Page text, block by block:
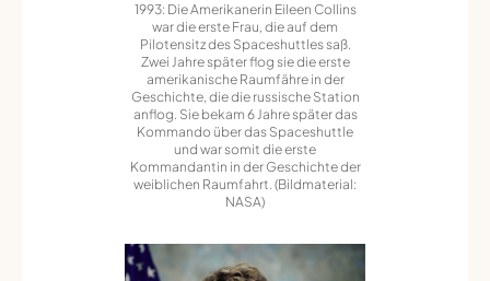
1993: Die Amerikanerin Eileen Collins
war die erste Frau, die auf dem
Pilotensitz des Spaceshuttles saß.
Zwei Jahre später flog sie die erste
amerikanische Raumfähre in der
Geschichte, die die russische Station
anflog. Sie bekam 6 Jahre später das
Kommando über das Spaceshuttle
und war somit die erste
Kommandantin in der Geschichte der
weiblichen Raumfahrt. (Bildmaterial:
NASA)